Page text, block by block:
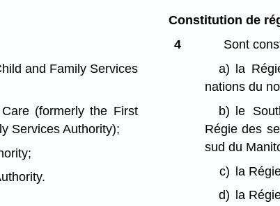
and Family Services
(formerly the First
Services Authority);
Constitution de
4
Sont
a)
la
nations du
b) le
Régie des
sud du
c) la
d)
la